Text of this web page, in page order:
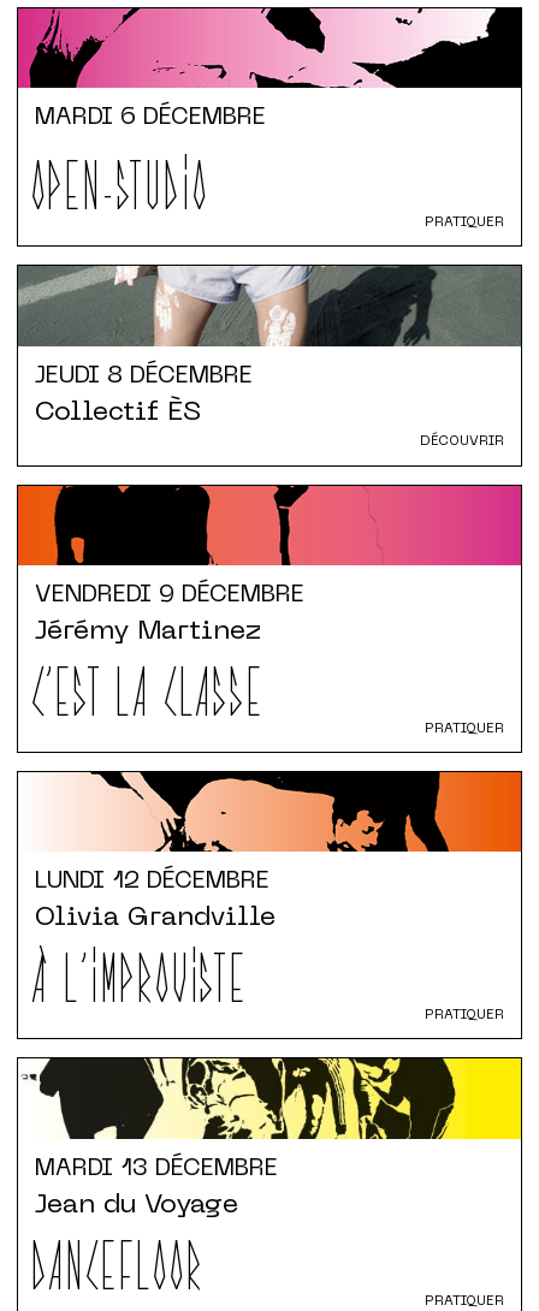
MARDI 6 DÉCEMBRE
OPEN-STUDIO PRATIQUER
JEUDI 8 DÉCEMBRE
Collectif ÈS
DÉCOUVRIR
VENDREDI 9 DÉCEMBRE
C'EST LA CLASSE
Jérémy Martinez
PRATIQUER
LUNDI 12 DÉCEMBRE
À L'IMPROVISTE
Olivia Grandville
PRATIQUER
MARDI 13 DÉCEMBRE
DANCEFLOOR
Jean du Voyage
PRATIQUER